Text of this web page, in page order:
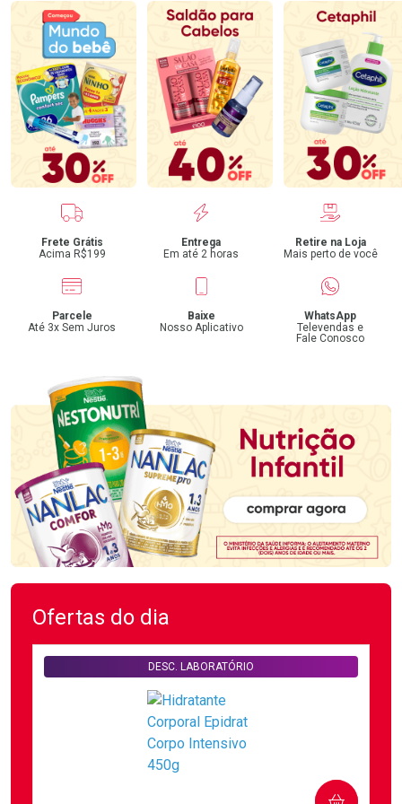
Benefícios
Frete Grátis
Acima R$199
Entrega
Em até 2 horas
Retire na Loja
Mais perto de você
Parcele
Até 3x Sem Juros
Baixe
Nosso Aplicativo
WhatsApp
Televendas e
Fale Conosco
Ofertas do dia
DESC. LABORATÓRIO
COMPRAR